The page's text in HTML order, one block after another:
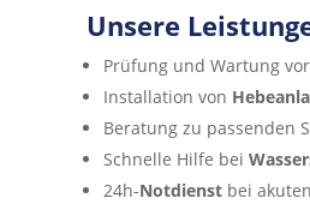
Unsere
Prüfung und Wartung
Installation von
Beratung zu passenden
Schnelle Hilfe bei
24h-Notdienst bei